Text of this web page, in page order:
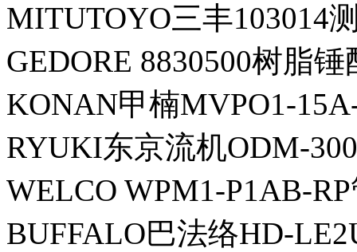
MITUTOYO三丰103014
GEDORE 8830500树脂锤
KONAN甲楠MVPO1-
RYUKI东京流机ODM-
WELCO WPM1-P1AB-
BUFFALO巴法络HD-